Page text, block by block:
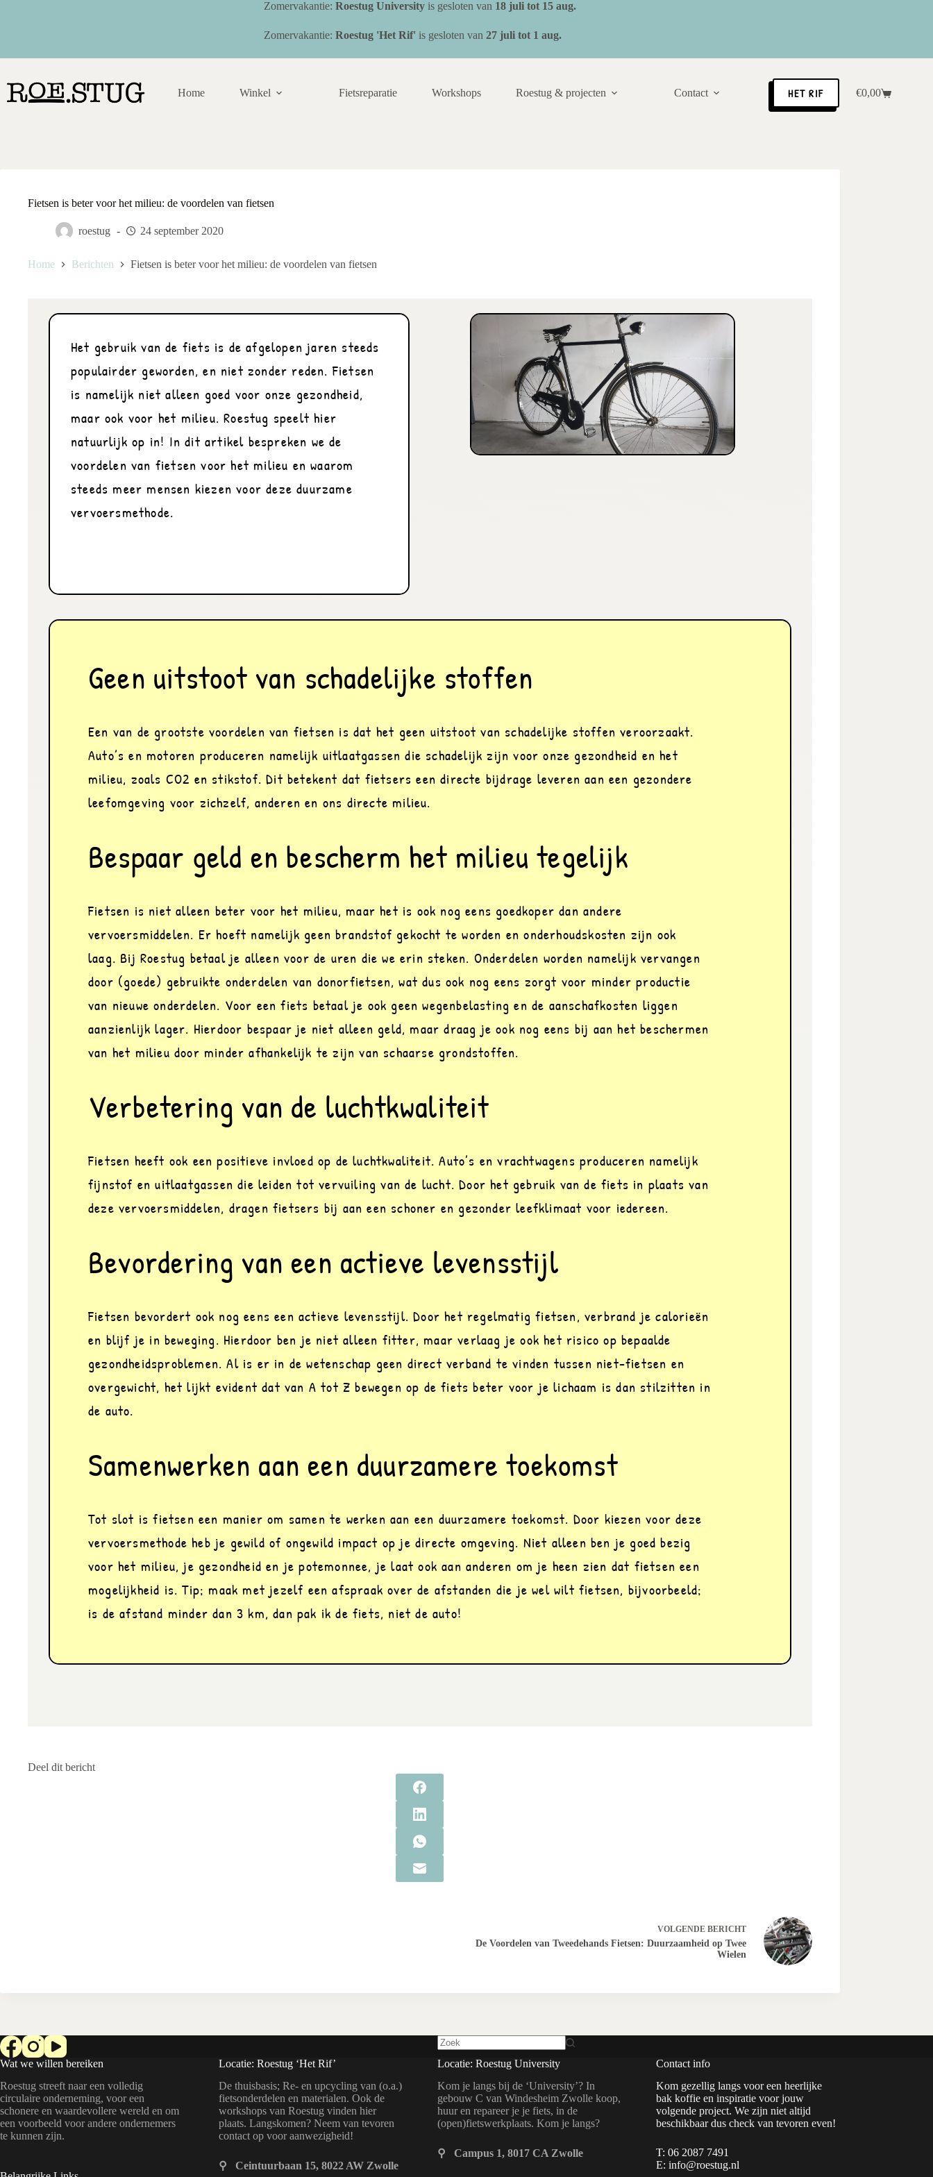
Zomervakantie: Roestug Universityis gesloten van 18 juli tot 15 aug.
Zomervakantie: Roestug 'Het Rif' is gesloten van 27 juli tot 1 aug.
Home Winkel Fietsreparatie Workshops Roestug & projecten Contact HET RIF Winkelwagen
€0,00
Fietsen is beter voor het milieu: de voordelen van fietsen
roestug 24 september 2020
Home Berichten Fietsen is beter voor het milieu: de voordelen van fietsen
Het gebruik van de fiets is de afgelopen jaren steeds
populairder geworden, en niet zonder reden. Fietsen
is namelijk niet alleen goed voor onze gezondheid,
maar ook voor het milieu. Roestug speelt hier
natuurlijk op in! In dit artikel bespreken we de
voordelen van fietsen voor het milieu en waarom
steeds meer mensen kiezen voor deze duurzame
vervoersmethode.
Geen uitstoot van schadelijke stoffen
Een van de grootste voordelen van fietsen is dat het geen uitstoot van schadelijke stoffen veroorzaakt.
Auto’s en motoren produceren namelijk uitlaatgassen die schadelijk zijn voor onze gezondheid en het
milieu, zoals CO2 en stikstof. Dit betekent dat fietsers een directe bijdrage leveren aan een gezondere
leefomgeving voor zichzelf, anderen en ons directe milieu.
Bespaar geld en bescherm het milieu tegelijk
Fietsen is niet alleen beter voor het milieu, maar het is ook nog eens goedkoper dan andere
vervoersmiddelen. Er hoeft namelijk geen brandstof gekocht te worden en onderhoudskosten zijn ook
laag. Bij Roestug betaal je alleen voor de uren die we erin steken. Onderdelen worden namelijk vervangen
door (goede) gebruikte onderdelen van donorfietsen, wat dus ook nog eens zorgt voor minder productie
van nieuwe onderdelen. Voor een fiets betaal je ook geen wegenbelasting en de aanschafkosten liggen
aanzienlijk lager. Hierdoor bespaar je niet alleen geld, maar draag je ook nog eens bij aan het beschermen
van het milieu door minder afhankelijk te zijn van schaarse grondstoffen.
Verbetering van de luchtkwaliteit
Fietsen heeft ook een positieve invloed op de luchtkwaliteit. Auto’s en vrachtwagens produceren namelijk
fijnstof en uitlaatgassen die leiden tot vervuiling van de lucht. Door het gebruik van de fiets in plaats van
deze vervoersmiddelen, dragen fietsers bij aan een schoner en gezonder leefklimaat voor iedereen.
Bevordering van een actieve levensstijl
Fietsen bevordert ook nog eens een actieve levensstijl. Door het regelmatig fietsen, verbrand je calorieën
en blijf je in beweging. Hierdoor ben je niet alleen fitter, maar verlaag je ook het risico op bepaalde
gezondheidsproblemen. Al is er in de wetenschap geen direct verband te vinden tussen niet-fietsen en
overgewicht, het lijkt evident dat van A tot Z bewegen op de fiets beter voor je lichaam is dan stilzitten in
de auto.
Samenwerken aan een duurzamere toekomst
Tot slot is fietsen een manier om samen te werken aan een duurzamere toekomst. Door kiezen voor deze
vervoersmethode heb je gewild of ongewild impact op je directe omgeving. Niet alleen ben je goed bezig
voor het milieu, je gezondheid en je potemonnee, je laat ook aan anderen om je heen zien dat fietsen een
mogelijkheid is. Tip; maak met jezelf een afspraak over de afstanden die je wel wilt fietsen, bijvoorbeeld;
is de afstand minder dan 3 km, dan pak ik de fiets, niet de auto!
Deel dit bericht
VOLGENDE BERICHT
De Voordelen van Tweedehands Fietsen: Duurzaamheid op Twee
Wielen
Wat we willen bereiken
Roestug streeft naar een volledig
circulaire onderneming, voor een
schonere en waardevollere wereld en om
een voorbeeld voor andere ondernemers
te kunnen zijn.
Locatie: Roestug ‘Het Rif’
De thuisbasis; Re- en upcycling van (o.a.)
fietsonderdelen en materialen. Ook de
workshops van Roestug vinden hier
plaats. Langskomen? Neem van tevoren
contact op voor aanwezigheid!
⚲ Ceintuurbaan 15, 8022 AW Zwolle
Locatie: Roestug University
Kom je langs bij de ‘University’? In
gebouw C van Windesheim Zwolle koop,
huur en repareer je je fiets, in de
(open)fietswerkplaats. Kom je langs?
⚲ Campus 1, 8017 CA Zwolle
Contact info
Kom gezellig langs voor een heerlijke
bak koffie en inspiratie voor jouw
volgende project. We zijn niet altijd
beschikbaar dus check van tevoren even!
T: 06 2087 7491
E: info@roestug.nl